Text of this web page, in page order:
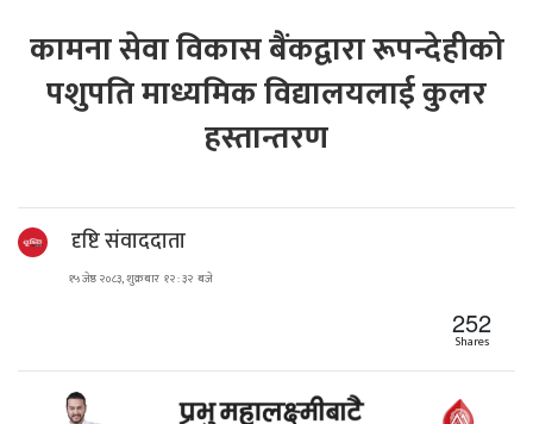
कामना सेवा विकास बैंकद्वारा रूपन्देहीको
पशुपति माध्यमिक विद्यालयलाई कुलर
हस्तान्तरण
दृष्टि संवाददाता
१५ जेष्ठ २०८३, शुक्रबार १२ : ३२ बजे
252
Shares